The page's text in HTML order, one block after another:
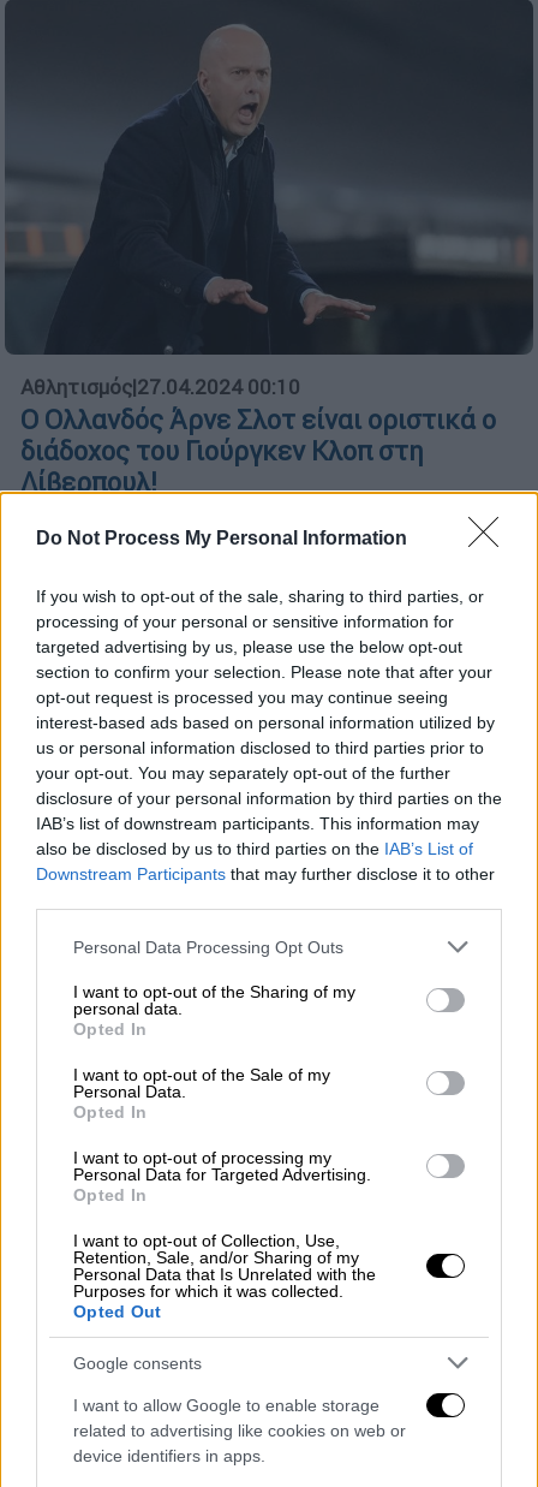
Do Not Process My Personal Information
If you wish to opt-out of the sale, sharing to third parties, or
processing of your personal or sensitive information for
targeted advertising by us, please use the below opt-out
section to confirm your selection. Please note that after your
opt-out request is processed you may continue seeing
interest-based ads based on personal information utilized by
us or personal information disclosed to third parties prior to
your opt-out. You may separately opt-out of the further
disclosure of your personal information by third parties on the
IAB’s list of downstream participants. This information may
also be disclosed by us to third parties on the IAB’s List of
Downstream Participants that may further disclose it to other
Please note that this website/app uses one or more Google
not limited to your visit or usage behaviour. You may click to
grant or deny consent to Google and its third-party tags to
use your data for below specified purposes in below Google
consent section.
Personal Data Processing Opt Outs
I want to opt-out of the Sharing of my
personal data.
Opted In
I want to opt-out of the Sale of my
Personal Data.
Opted In
I want to opt-out of processing my
Personal Data for Targeted Advertising.
Opted In
I want to opt-out of Collection, Use,
Retention, Sale, and/or Sharing of my
Personal Data that Is Unrelated with the
Purposes for which it was collected.
Opted Out
Google consents
I want to allow Google to enable storage
related to advertising like cookies on web or
device identifiers in apps.
Αθλητισμός|27.04.2024 00:10
Ο Ολλανδός Άρνε Σλοτ είναι οριστικά ο
διάδοχος του Γιούργκεν Κλοπ στη
Λίβερπουλ!
Η Λίβερπουλ ήρθε σε προφορική συμφωνία
με τη Φέγενορντ για να αποδεσμεύσει τον
Ολλανδό προπονητή
Αλλαγή καριέρας: Αυτό θα κάνει του
χρόνου ο Κλοπ μετά το «αντίο» στην
Λίβερπουλ!
Η πρόταση «έσκασε»…